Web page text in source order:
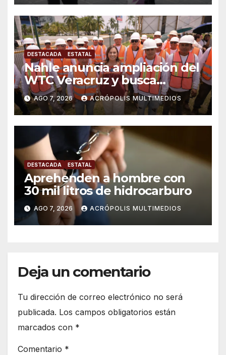
DESTACADA ESTATAL
Nahle anuncia ampliación del
WTC Veracruz y busca
solución para ingenio en crisis
AGO 7, 2026 ACRÓPOLIS MULTIMEDIOS
DESTACADA ESTATAL
Aprehenden a hombre con
30 mil litros de hidrocarburo
AGO 7, 2026 ACRÓPOLIS MULTIMEDIOS
Deja un comentario
Tu dirección de correo electrónico no será
publicada. Los campos obligatorios están
marcados con *
Comentario *